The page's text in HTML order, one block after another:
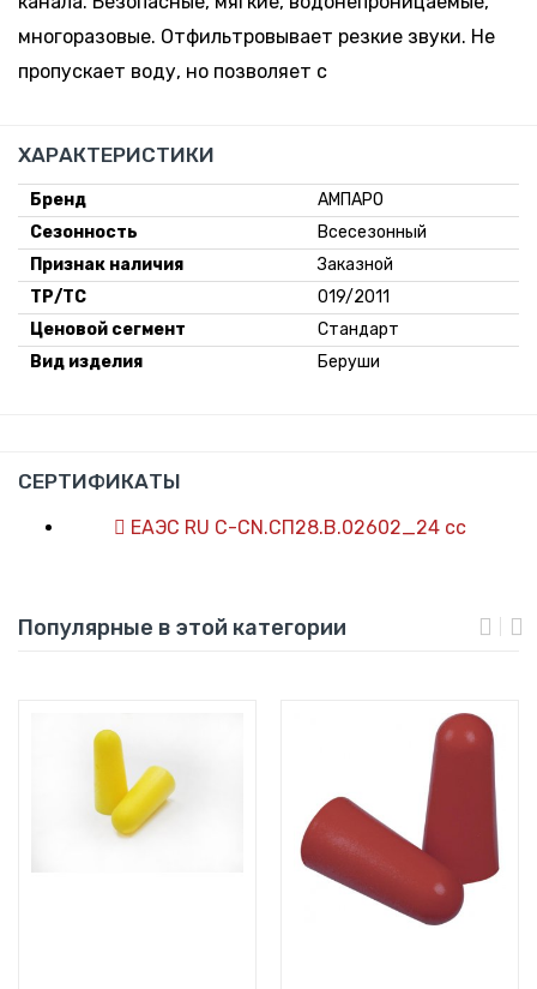
многоразовые. Отфильтровывает резкие звуки. Не
пропускает воду, но позволяет с
ХАРАКТЕРИСТИКИ
Бренд
АМПАРО
Сезонность
Всесезонный
Признак наличия
Заказной
ТР/ТС
019/2011
Ценовой сегмент
Стандарт
Вид изделия
Беруши
СЕРТИФИКАТЫ
ЕАЭС RU С-CN.СП28.В.02602_24 cc
Популярные в этой категории